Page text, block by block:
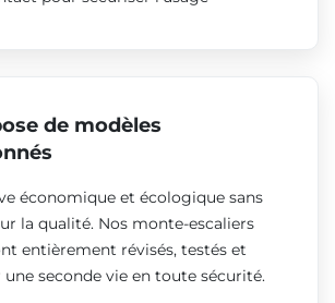
de modèles
économique et écologique sans
la qualité. Nos monte-escaliers
entièrement révisés, testés et
seconde vie en toute sécurité.